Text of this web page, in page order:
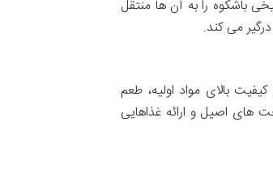
باشکوه را به آن ها منتقل
می کند.
بالای مواد اولیه، طعم
های اصیل و ارائه غذاهایی